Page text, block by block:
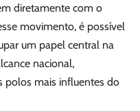
diretamente com o
movimento, é possível
um papel central na
nacional,
polos mais influentes do